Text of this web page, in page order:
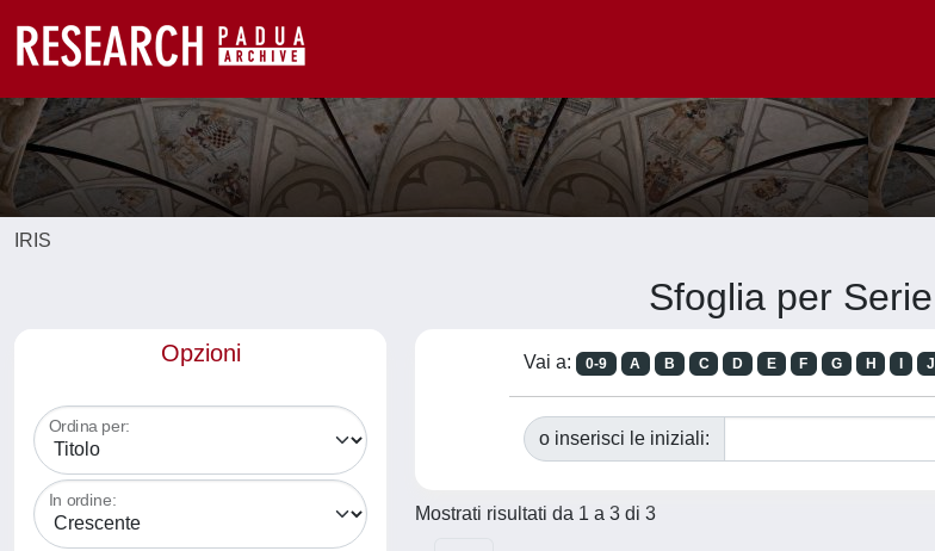
IRIS
Sfoglia per Serie
Opzioni
Ordina per:
In ordine:
Vai a: 0-9 A B C D E F G H J
o inserisci le iniziali:
Mostrati risultati da 1 a 3 di 3